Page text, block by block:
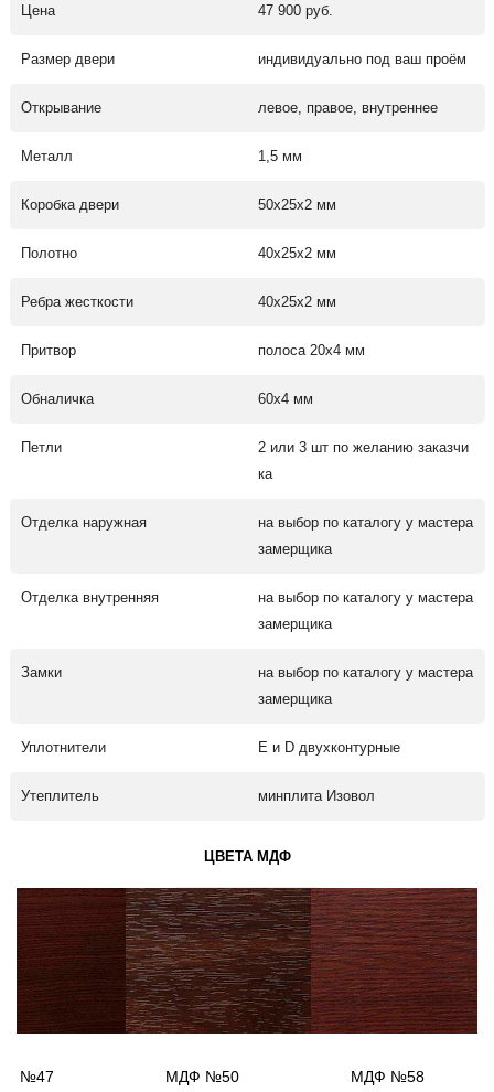
Цена 47 900 руб.
Размер двери индивидуально под ваш проём
Открывание левое, правое, внутреннее
Металл 1,5 мм
Коробка двери 50х25х2 мм
Полотно 40х25х2 мм
Ребра жесткости 40х25х2 мм
Притвор полоса 20х4 мм
Обналичка 60х4 мм
Петли
2 или 3 шт по желанию заказчи
ка
Отделка наружная
на выбор по каталогу у мастера
замерщика
Отделка внутренняя
на выбор по каталогу у мастера
замерщика
Замки
на выбор по каталогу у мастера
замерщика
Уплотнители Е и D двухконтурные
Утеплитель минплита Изовол
ЦВЕТА МДФ
№47 МДФ №50 МДФ №58